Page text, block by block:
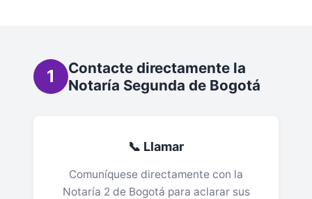
1
Contacte directamente la
Notaría Segunda de Bogotá
📞 Llamar
Comuníquese directamente con la
Notaría 2 de Bogotá para aclarar sus